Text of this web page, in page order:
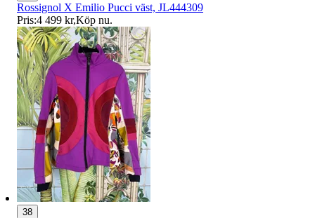
Rossignol X Emilio Pucci väst, JL444309
Pris:4 499 kr,Köp nu.
38